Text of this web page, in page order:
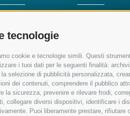
tecnologie
cookie e tecnologie simili. Questi
i tuoi dati per le seguenti finalità:
selezione di pubblicità personalizzata,
dei contenuti, comprendere il pubblico
la sicurezza, prevenire e rilevare frodi,
collegare diversi dispositivi, identificare i
Puoi liberamente prestare,